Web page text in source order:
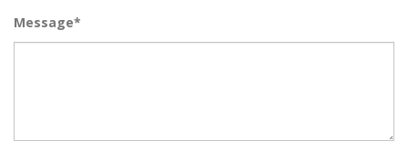
Message*